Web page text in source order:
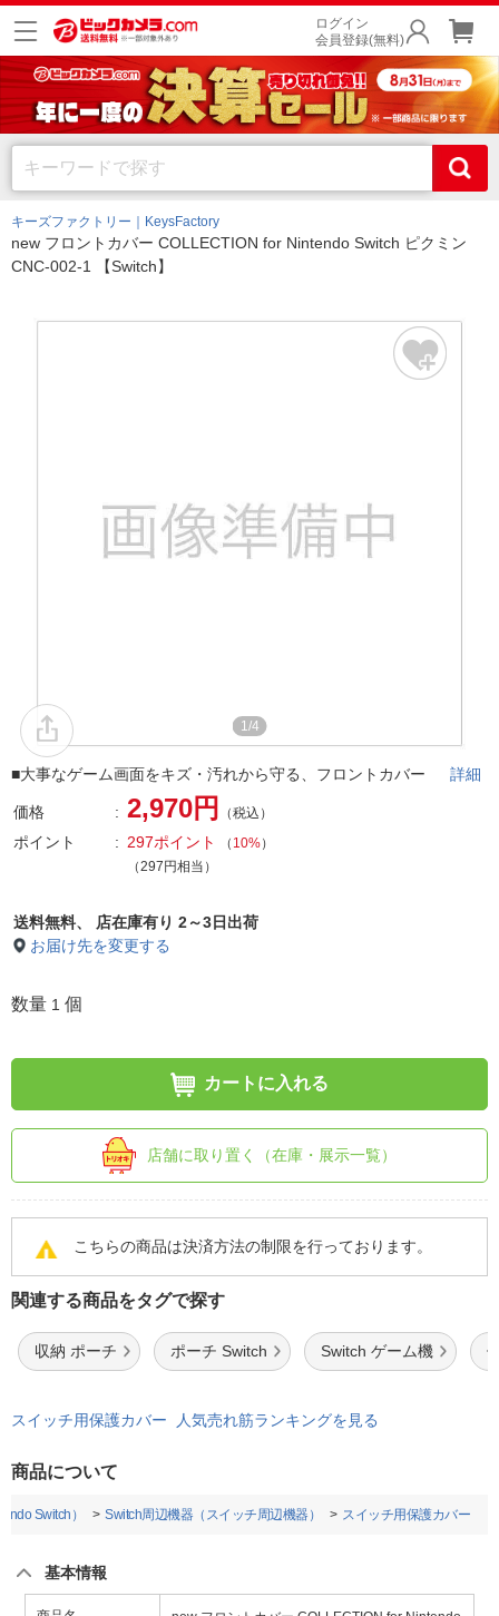
ログイン
会員登録(無料)
キーズファクトリー｜KeysFactory
new フロントカバー COLLECTION for Nintendo Switch ピクミン
CNC-002-1 【Switch】
1/4
■大事なゲーム画面をキズ・汚れから守る、フロントカバー 詳細
価格 2,970円 （税込）
ポイント 297ポイント （ 10%）
（297円相当）
送料無料、
店在庫有り 2～3日出荷
お届け先を変更する
数量 1 個
カートに入れる
店舗に取り置く（在庫・展示一覧）
こちらの商品は決済方法の制限を行っております。
関連する商品をタグで探す
収納 ポーチ ポーチ Switch Switch ゲーム機
スイッチ用保護カバー 人気売れ筋ランキングを見る
商品について
Switch） Switch周辺機器（スイッチ周辺機器） スイッチ用保護カバー
基本情報